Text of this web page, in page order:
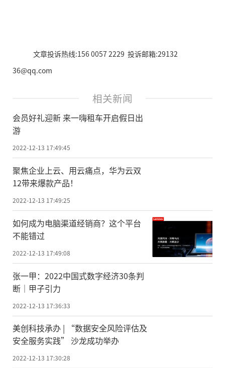
文章投诉热线:156 0057 2229 投诉邮箱:29132
36@qq.com
相关新闻
会员好礼迎新 来一嗨租车开启假日出
游
2022-12-13 17:49:45
聚焦企业上云、用云痛点，华为云双
12带来爆款产品！
2022-12-13 17:49:25
如何成为电脑渠道经销商？这个平台
不能错过
2022-12-13 17:49:08
张一甲：2022中国式数字经济30条判
断｜甲子引力
2022-12-13 17:36:33
美创科技承办 | “数据安全风险评估及
安全服务实践” 沙龙成功举办
2022-12-13 17:30:28